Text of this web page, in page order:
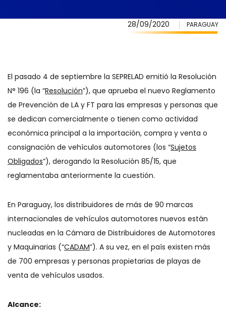
28/09/2020 PARAGUAY
El pasado 4 de septiembre la SEPRELAD emitió la Resolución
N° 196 (la “Resolución”), que aprueba el nuevo Reglamento
de Prevención de LA y FT para las empresas y personas que
se dedican comercialmente o tienen como actividad
económica principal a la importación, compra y venta o
consignación de vehículos automotores (los “Sujetos
Obligados”), derogando la Resolución 85/15, que
reglamentaba anteriormente la cuestión.
En Paraguay, los distribuidores de más de 90 marcas
internacionales de vehículos automotores nuevos están
nucleadas en la Cámara de Distribuidores de Automotores
y Maquinarias (“CADAM”). A su vez, en el país existen más
de 700 empresas y personas propietarias de playas de
venta de vehículos usados.
Alcance: